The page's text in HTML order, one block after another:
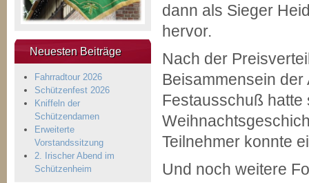
dann als Sieger
hervor.
Nach der
Beisammensein
Festausschuß
Teilnehmer konnte
Und noch weitere
Neuesten Beiträge
Fahrradtour 2026
Schützenfest 2026
Kniffeln der
Schützendamen
Erweiterte
Vorstandssitzung
2. Irischer Abend im
Schützenheim